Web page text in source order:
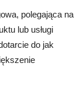
polegająca na
lub usługi
do jak